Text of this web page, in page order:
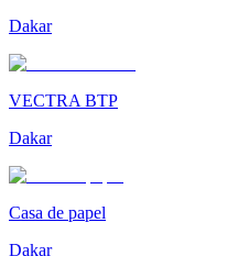
Dakar
VECTRA BTP
Dakar
Casa de papel
Dakar